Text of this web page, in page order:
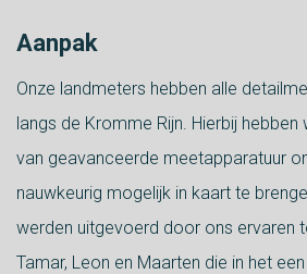
Aanpak
Onze landmeters hebben alle
langs de Kromme Rijn. Hierbij
van geavanceerde meetapparatuur
nauwkeurig mogelijk in kaart te
werden uitgevoerd door ons ervaren
Tamar, Leon en Maarten die in het